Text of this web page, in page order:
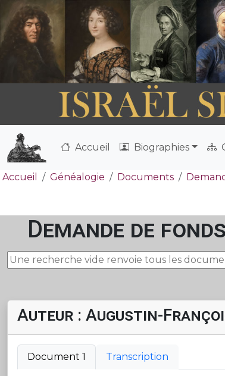
Accueil Biographies
Accueil Généalogie Documents
Demande de
Auteur : Augustin-
Document 1 Transcription